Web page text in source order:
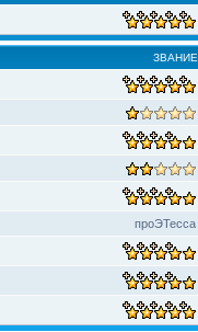
ЗВАНИЕ
проЭТесса